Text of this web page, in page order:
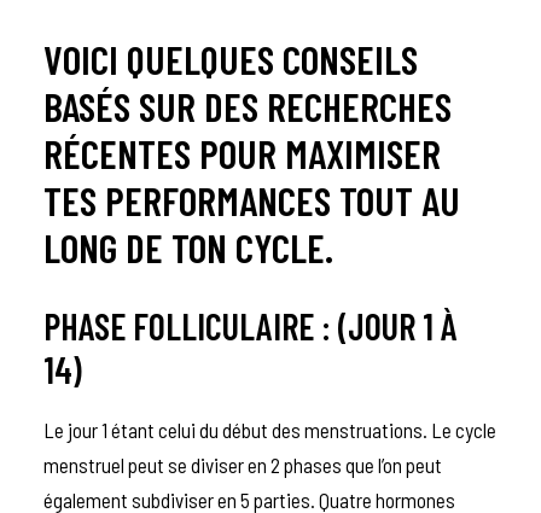
VOICI QUELQUES CONSEILS
BASÉS SUR DES RECHERCHES
RÉCENTES POUR MAXIMISER
TES PERFORMANCES TOUT AU
LONG DE TON CYCLE.
PHASE FOLLICULAIRE : (JOUR 1 À
14)
Le jour 1 étant celui du début des menstruations. Le cycle
menstruel peut se diviser en 2 phases que l’on peut
également subdiviser en 5 parties. Quatre hormones